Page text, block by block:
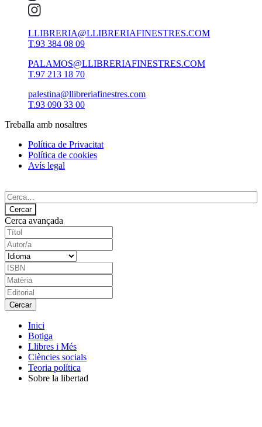
LLIBRERIA@LLIBRERIAFINESTRES.COM
T.93 384 08 09
PALAMOS@LLIBRERIAFINESTRES.COM
T.97 213 18 70
palestina@llibreriafinestres.com
T.93 090 33 00
Treballa amb nosaltres
Política de Privacitat
Política de cookies
Avís legal
Cerca avançada
Inici
Botiga
Llibres i Més
Ciències socials
Teoria política
Sobre la libertad